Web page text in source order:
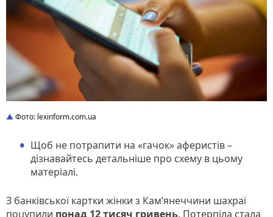
Фото: lexinform.com.ua
Щоб не потрапити на «гачок» аферистів –
дізнавайтесь детальніше про схему в цьому
матеріалі.
З банківської картки жінки з Кам’янеччини шахраї
поцупили понад 12 тисяч гривень. Потерпіла стала